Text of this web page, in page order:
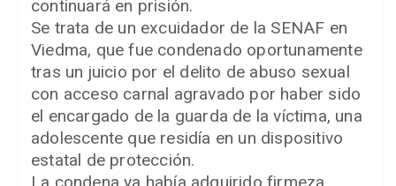
continuará en prisión.
Se trata de un excuidador de la SENAF en
Viedma, que fue condenado oportunamente
tras un juicio por el delito de abuso sexual
con acceso carnal agravado por haber sido
el encargado de la guarda de la víctima, una
adolescente que residía en un dispositivo
estatal de protección.